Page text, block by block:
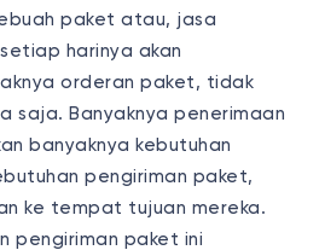
paket atau, jasa
harinya akan
orderan paket, tidak
saja. Banyaknya penerimaan
banyaknya kebutuhan
pengiriman paket,
ke tempat tujuan mereka.
pengiriman paket ini